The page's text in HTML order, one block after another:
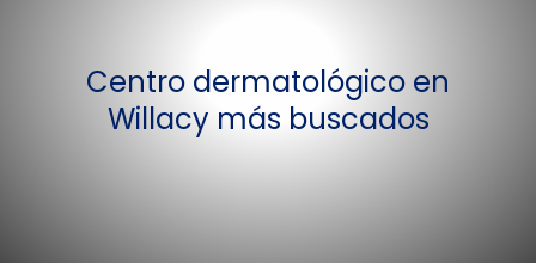
Centro dermatológico en
Willacy más buscados